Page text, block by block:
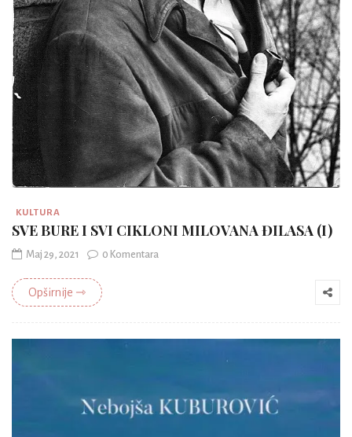
KULTURA
SVE BURE I SVI CIKLONI MILOVANA ĐILASA (I)
Maj 29, 2021 0 Komentara
Opširnije ⇾